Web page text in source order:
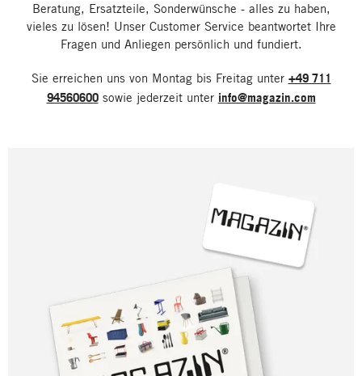
Beratung, Ersatzteile, Sonderwünsche - alles zu haben,
vieles zu lösen! Unser Customer Service beantwortet Ihre
Fragen und Anliegen persönlich und fundiert.
Sie erreichen uns von Montag bis Freitag unter +49 711
94560600sowie jederzeit unter info@magazin.com